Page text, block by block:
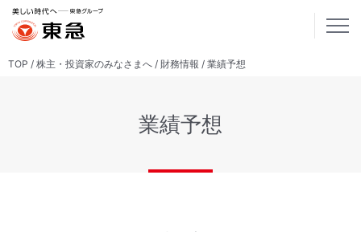
TOP 株主・投資家のみなさまへ 財務情報 業績予想
業績予想